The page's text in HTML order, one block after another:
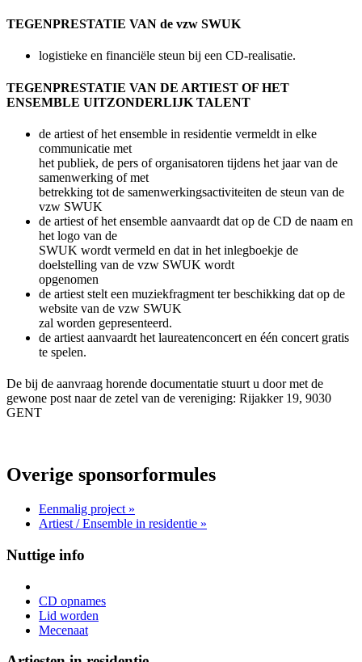
TEGENPRESTATIE VAN de vzw SWUK
logistieke en financiële steun bij een CD-realisatie.
TEGENPRESTATIE VAN DE ARTIEST OF HET
ENSEMBLE UITZONDERLIJK TALENT
de artiest of het ensemble in residentie vermeldt in elke
communicatie met
het publiek, de pers of organisatoren tijdens het jaar van de
samenwerking of met
betrekking tot de samenwerkingsactiviteiten de steun van de
vzw SWUK
de artiest of het ensemble aanvaardt dat op de CD de naam en
het logo van de
SWUK wordt vermeld en dat in het inlegboekje de
doelstelling van de vzw SWUK wordt
opgenomen
de artiest stelt een muziekfragment ter beschikking dat op de
website van de vzw SWUK
zal worden gepresenteerd.
de artiest aanvaardt het laureatenconcert en één concert gratis
te spelen.
De bij de aanvraag horende documentatie stuurt u door met de
gewone post naar de zetel van de vereniging: Rijakker 19, 9030
GENT
Overige sponsorformules
Eenmalig project »
Artiest / Ensemble in residentie »
Nuttige info
CD opnames
Lid worden
Mecenaat